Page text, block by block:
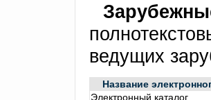
ведущих
Название
Электронный каталог